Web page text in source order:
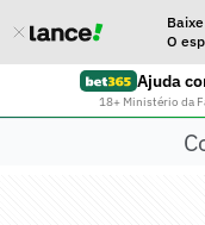
O
Ajuda
18+ Ministério da